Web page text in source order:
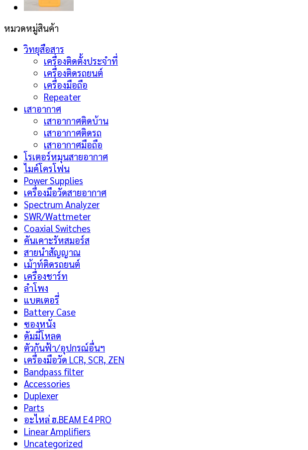
หมวดหมู่สินค้า
วิทยุสือสาร
เครื่องติดตั้งประจำที่
เครื่องติดรถยนต์
เครื่องมือถือ
Repeater
เสาอากาศ
เสาอากาศติดบ้าน
เสาอากาศติดรถ
เสาอากาศมือถือ
โรเตอร์หมุนสายอากาศ
ไมค์โครโฟน
Power Supplies
เครื่องมือวัดสายอากาศ
Spectrum Analyzer
SWR/Wattmeter
Coaxial Switches
คันเคาะรัหสมอร์ส
สายนำสัญญาณ
เม้าท์ติดรถยนต์
เครื่องชาร์ท
ลำโพง
แบตเตอรี่
Battery Case
ซองหนัง
ดัมมี่โหลด
ตัวกันฟ้า/อุปกรณ์อื่นฯ
เครื่องมือวัด LCR, SCR, ZEN
Bandpass filter
Accessories
Duplexer
Parts
อะไหล่ ฮ.BEAM E4 PRO
Linear Amplifiers
Uncategorized